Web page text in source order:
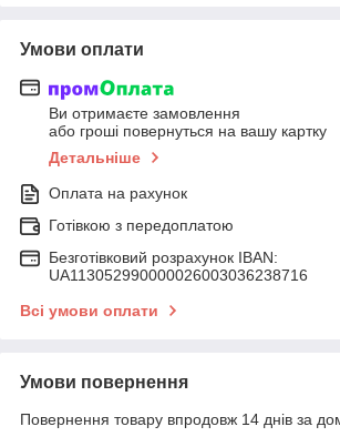
Умови оплати
Ви отримаєте замовлення
або гроші повернуться на вашу картку
Детальніше
Оплата на рахунок
Готівкою з передоплатою
Безготівковий розрахунок IBAN:
UA113052990000026003036238716
Всі умови оплати
Умови повернення
Повернення товару впродовж 14 днів за